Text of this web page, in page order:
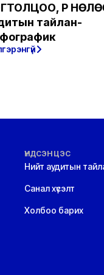
ҮР
тайлан-
ҮНДСЭН ЦЭС
Нийт аудитын
Санал хүсэлт
Холбоо барих